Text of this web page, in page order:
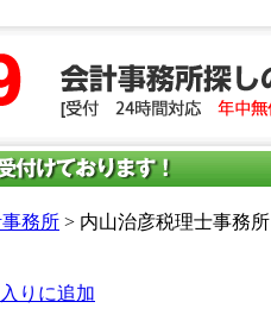
務所 > 内山治彦税理士事務所
りに追加